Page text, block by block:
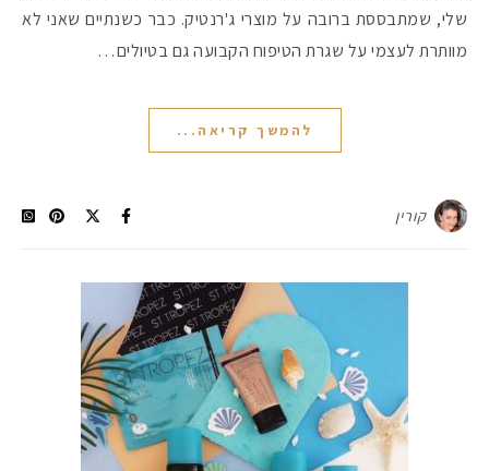
שלי, שמתבססת ברובה על מוצרי ג'רנטיק. כבר כשנתיים שאני לא
מוותרת לעצמי על שגרת הטיפוח הקבועה גם בטיולים…
להמשך קריאה...
קורין